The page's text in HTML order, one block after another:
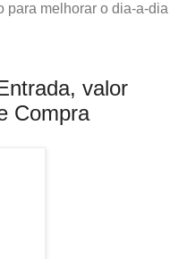
para melhorar o dia-a-dia
valor
Compra